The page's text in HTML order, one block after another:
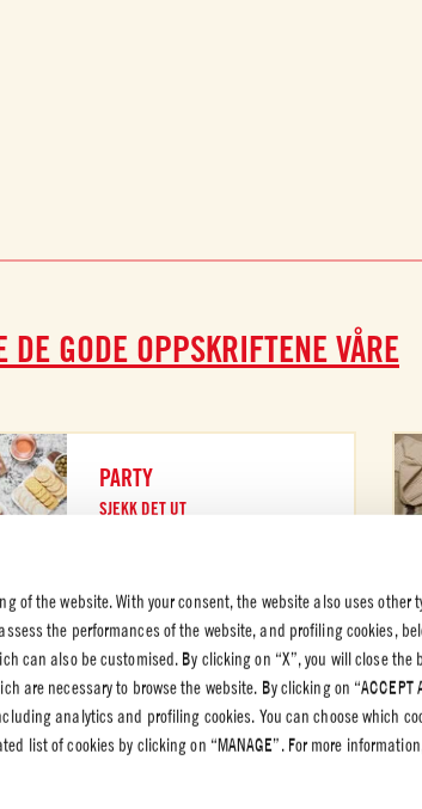
of the website. With your consent, the website also uses other
the performances of the website, and profiling cookies,
can also be customised. By clicking on “X”, you will close the
are necessary to browse the website. By clicking on “ACCEPT
analytics and profiling cookies. You can choose which
list of cookies by clicking on “MANAGE”. For more
DE GODE OPPSKRIFTENE VÅRE
PARTY
SJEKK DET UT